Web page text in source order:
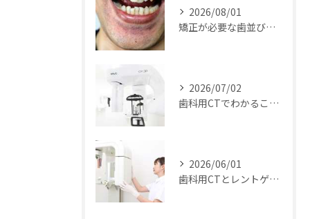
2026/08/01
矯正が必要な歯並びの種類とは？
2026/07/02
歯科用CTでわかることとは？
2026/06/01
歯科用CTとレントゲンの違いとは？